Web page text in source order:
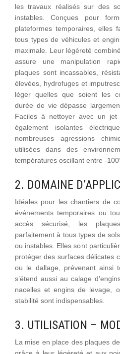
les travaux réalisés sur des
instables. Conçues pour
plateformes temporaires, elles
tous types de véhicules et
maximale. Leur légèreté
assure une manipulation
plaques sont incassables,
élevées, hydrofuges et
léger quelles que soient les
durée de vie dépasse
Faciles à nettoyer avec un
également isolantes
nombreuses agressions
utilisées dans des
températures oscillant entre -
2. DOMAINE
Idéales pour les chantiers de
événements temporaires ou
accès sécurisé, les
parfaitement à tous types de
ou instables. Elles sont
protéger des surfaces délicates
ou le dallage, prévenant ainsi
s’étend aussi au calage
nacelles et engins de levage,
stabilité sont indispensables.
3. UTILISATION –
La mise en place des plaques